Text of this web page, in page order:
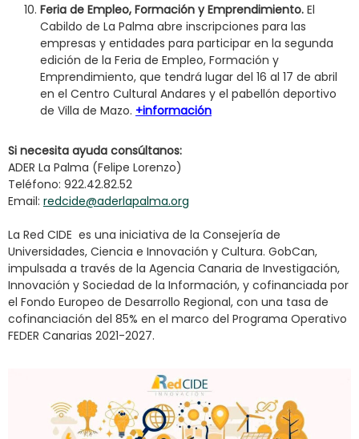
Feria de Empleo, Formación y Emprendimiento. El
Cabildo de La Palma abre inscripciones para las
empresas y entidades para participar en la segunda
edición de la Feria de Empleo, Formación y
Emprendimiento, que tendrá lugar del 16 al 17 de abril
en el Centro Cultural Andares y el pabellón deportivo
de Villa de Mazo. +información
Si necesita ayuda consúltanos:
ADER La Palma (Felipe Lorenzo)
Teléfono: 922.42.82.52
Email: redcide@aderlapalma.org
La Red CIDE es una iniciativa de la Consejería de
Universidades, Ciencia e Innovación y Cultura. GobCan,
impulsada a través de la Agencia Canaria de Investigación,
Innovación y Sociedad de la Información, y cofinanciada por
el Fondo Europeo de Desarrollo Regional, con una tasa de
cofinanciación del 85% en el marco del Programa Operativo
FEDER Canarias 2021-2027.